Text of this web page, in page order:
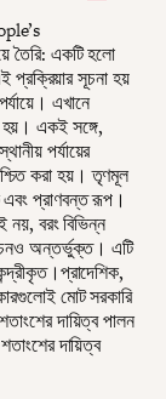
তৈরি: একটি হলো
প্রক্রিয়ার সূচনা হয়
এখানে
হয়। একই সঙ্গে,
পর্যায়ের
করা হয়। তৃণমূল
এবং প্রাণবন্ত রূপ।
নয়, বরং বিভিন্ন
অন্তর্ভুক্ত। এটি
মোট সরকারি
দায়িত্ব পালন
দায়িত্ব